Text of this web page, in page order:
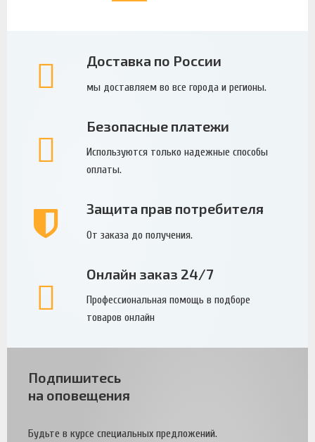
Доставка по России
мы доставляем во все города и регионы.
Безопасные платежи
Используются только надежные способы
оплаты.
Защита прав потребителя
От заказа до получения.
Онлайн заказ 24/7
Профессиональная помощь в подборе
товаров онлайн
Подпишитесь
на оповещения
Будьте в курсе специальных предложений.